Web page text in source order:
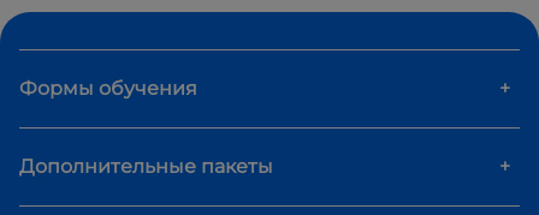
Формы обучения +
Дополнительные пакеты +